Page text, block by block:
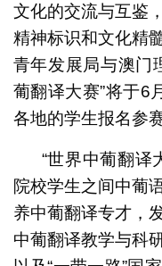
文化的交流与互鉴
精神标识和文化精
青年发展局与澳门
葡翻译大赛”将于6
各地的学生报名参赛
“世界中葡翻译
院校学生之间中葡
养中葡翻译专才，
中葡翻译教学与科